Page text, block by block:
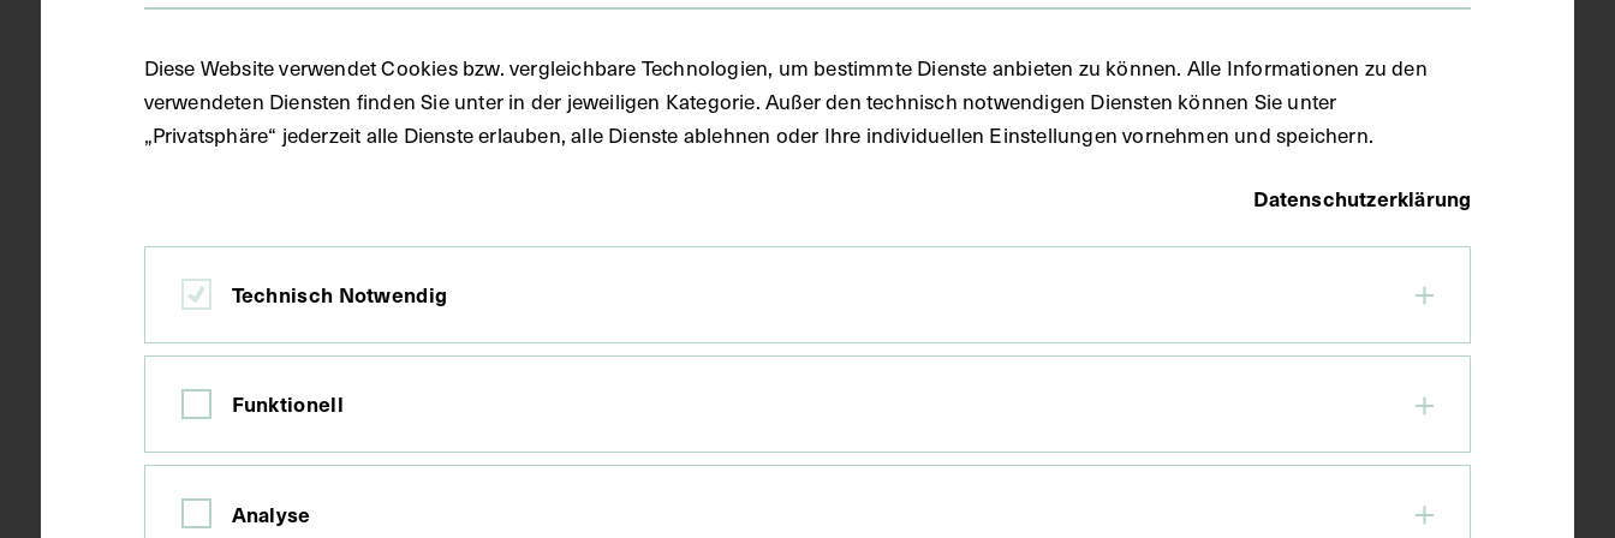
Datierung 1951
Papier
Diese Website verwendet Cookies bzw. vergleichbare Technologien, um bestimmte Dienste anbieten zu können. Alle Informationen zu den
verwendeten Diensten finden Sie unter in der jeweiligen Kategorie. Außer den technisch notwendigen Diensten können Sie unter
„Privatsphäre“ jederzeit alle Dienste erlauben, alle Dienste ablehnen oder Ihre individuellen Einstellungen vornehmen und speichern.
Datenschutzerklärung
Technisch Notwendig
Funktionell
Analyse